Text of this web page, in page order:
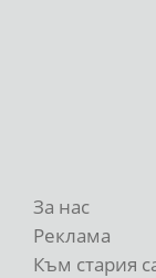
За нас
Реклама
Към стария